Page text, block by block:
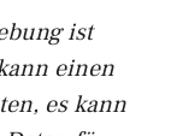
ist
einen
es kann